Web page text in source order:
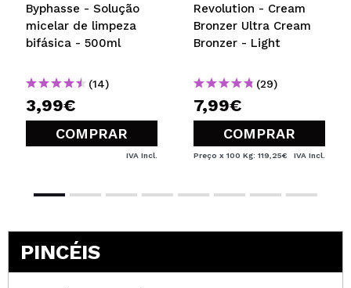
Byphasse - Solução
micelar de limpeza
bifásica - 500ml
(14)
3,99€
COMPRAR
IVA Incl.
Revolution - Cream
Bronzer Ultra Cream
Bronzer - Light
(29)
7,99€
COMPRAR
Preço x 100 Kg: 119,25€ IVA Incl.
PINCÉIS